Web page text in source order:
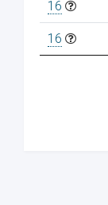
16
16